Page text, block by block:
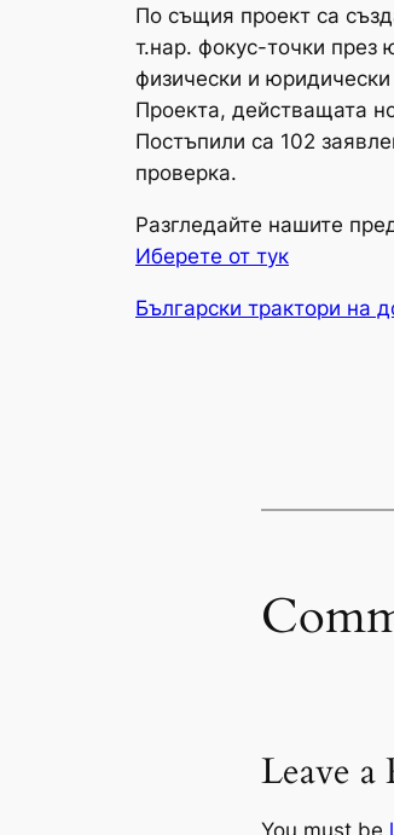
По същия проект са
т.нар. фокус-точки през
физически и
Проекта, действащата
Постъпили са 102
проверка.
Разгледайте нашите
Иберете от тук
Български трактори на
Leave a
You must be